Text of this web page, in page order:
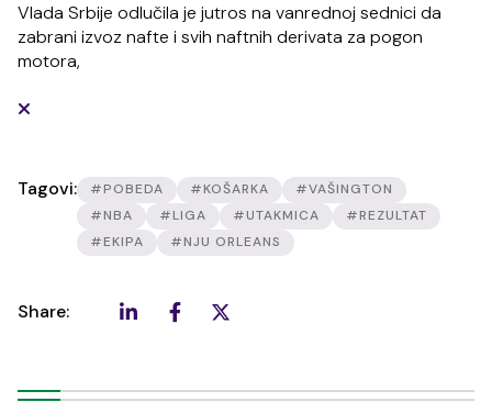
Vlada Srbije odlučila je jutros na vanrednoj sednici da
zabrani izvoz nafte i svih naftnih derivata za pogon
motora,
Tagovi: #POBEDA #KOŠARKA
#VAŠINGTON
#NBA
#LIGA #UTAKMICA
#REZULTAT
#EKIPA
#NJU ORLEANS
Share: